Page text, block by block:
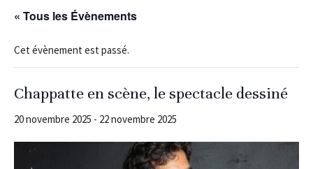
« Tous les Évènements
Cet évènement est passé.
Chappatte en scène, le spectacle dessiné
20 novembre 2025 - 22 novembre 2025